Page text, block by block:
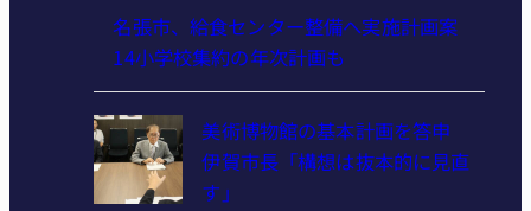
名張市、給食センター整備へ実施計画案
14小学校集約の年次計画も
美術博物館の基本計画を答申
伊賀市長「構想は抜本的に見直
す」